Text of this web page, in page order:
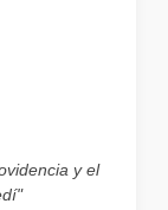
y el